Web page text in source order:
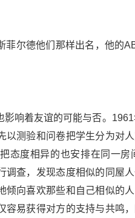
菲尔德他们那样出名，他的
响着友谊的可能与否。
以测验和问卷把学生分为对
态度相异的也安排在同一
调查，发现态度相似的同屋
倾向喜欢那些和自己相似的
容易获得对方的支持与共鸣